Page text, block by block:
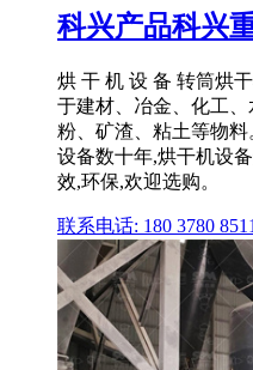
科兴产品科兴
烘 干 机 设 备 转筒烘
于建材、冶金、化工
粉、矿渣、粘土等物
设备数十年,烘干机设
效,环保,欢迎选购。
联系电话: 180 3780 8511